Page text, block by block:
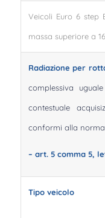
Veicoli Euro 6 step
massa superiore a
Radiazione per
complessiva
contestuale
conformi alla
– art. 5 comma 5,
Tipo veicolo